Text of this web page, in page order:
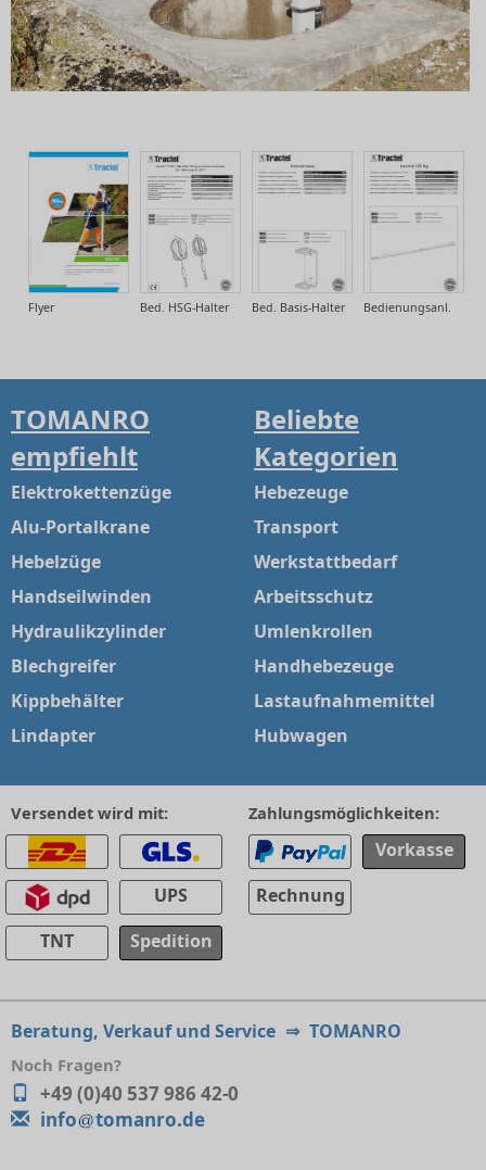
Bedienungsanl.
Bed. Basis-Halter
Bed. HSG-Halter
Flyer
TOMANRO
empfiehlt
Elektrokettenzüge
Alu-Portalkrane
Hebelzüge
Handseilwinden
Hydraulikzylinder
Blechgreifer
Kippbehälter
Lindapter
Beliebte
Kategorien
Hebezeuge
Transport
Werkstattbedarf
Arbeitsschutz
Umlenkrollen
Handhebezeuge
Lastaufnahmemittel
Hubwagen
Versendet wird mit:
UPS
TNT
Spedition
Zahlungsmöglichkeiten:
Vorkasse
Rechnung
Beratung, Verkauf und Service ⇒ TOMANRO
Noch Fragen?
+49 (0)40 537 986 42-0
info
tomanro.de